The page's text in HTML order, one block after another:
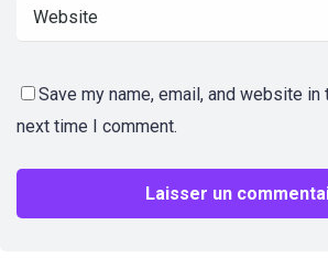
Save my name, email, and website
next time I comment.